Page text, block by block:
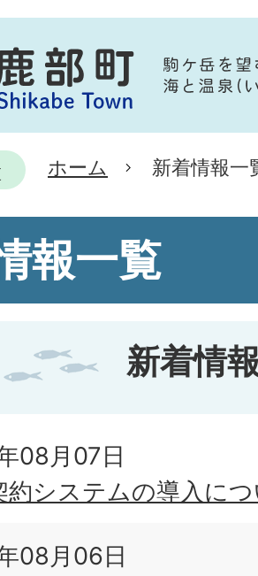
ホーム 新着情報一
報一覧
新着情
08月07日
約システムの導入に
08月06日